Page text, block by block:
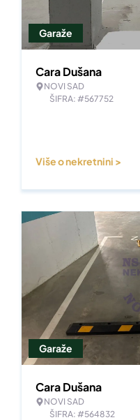
Garaže
Cara Dušana
NOVI SAD
ŠIFRA: #567752
Više o nekretnini >
Garaže
Cara Dušana
NOVI SAD
ŠIFRA: #564832